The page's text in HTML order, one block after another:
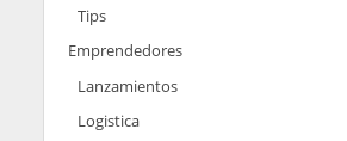
Tips
Emprendedores
Lanzamientos
Logistica